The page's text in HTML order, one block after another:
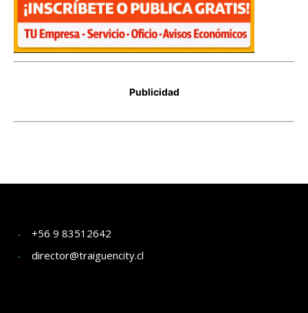
+56 9 83512642
director@traiguencity.cl